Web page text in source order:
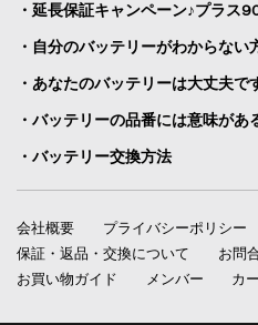
・延長保証キャンペーン♪プラス
・自分のバッテリーがわからない
・あなたのバッテリーは大丈夫で
・バッテリーの品番には意味があ
・バッテリー交換方法
会社概要 プライバシーポリシー
保証・返品・交換について
お問
お買い物ガイド
メンバー カ